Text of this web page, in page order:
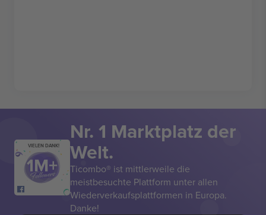
VIELEN DANK!
Nr. 1 Marktplatz der
Welt.
Ticombo® ist mittlerweile die
meistbesuchte Plattform unter allen
Wiederverkaufsplattformen in Europa.
Danke!